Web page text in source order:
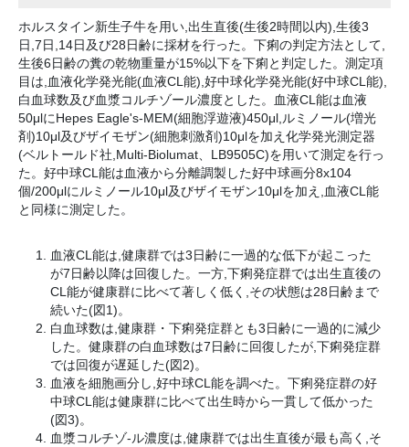
ホルスタイン新生子牛を用い,出生直後(生後2時間以内),生後3
日,7日,14日及び28日齢に採材を行った。下痢の判定方法として,
生後6日齢の糞の乾物重量が15%以下を下痢と判定した。測定項
目は,血液化学発光能(血液CL能),好中球化学発光能(好中球CL能),
白血球数及び血漿コルチゾール濃度とした。血液CL能は血液
50μlにHepes Eagle's-MEM(細胞浮遊液)450μl,ルミノール(増光
剤)10μl及びザイモザン(細胞刺激剤)10μlを加え化学発光測定器
(ベルトールド社,Multi-Biolumat、LB9505C)を用いて測定を行っ
た。好中球CL能は血液から分離調製した好中球画分8x104
個/200μlにルミノール10μl及びザイモザン10μlを加え,血液CL能
と同様に測定した。
血液CL能は,健康群では3日齢に一過的な低下が起こった
が7日齢以降は回復した。一方,下痢発症群では出生直後の
CL能が健康群に比べて著しく低く,その状態は28日齢まで
続いた(図1)。
白血球数は,健康群・下痢発症群とも3日齢に一過的に減少
した。健康群の白血球数は7日齢に回復したが,下痢発症群
では回復が遅延した(図2)。
血液を細胞画分し,好中球CL能を調べた。下痢発症群の好
中球CL能は健康群に比べて出生時から一貫して低かった
(図3)。
血漿コルチゾ-ル濃度は,健康群では出生直後が最も高く,そ